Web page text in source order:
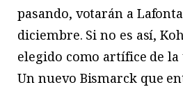
pasando, votarán a
diciembre. Si no es así,
elegido como artífice de la
Un nuevo Bismarck que